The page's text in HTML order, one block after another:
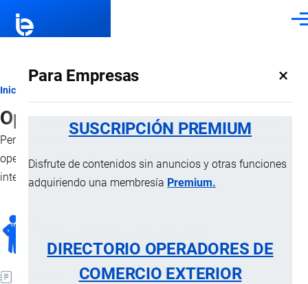
Para Empresas ×
SUSCRIPCIÓN PREMIUM
Disfrute de contenidos sin anuncios y otras funciones
adquiriendo una membresía Premium.
DIRECTORIO OPERADORES DE
COMERCIO EXTERIOR
Ruta
de
navegación
Inicio
Operadores de Comercio Exterior
Personas naturales o jurídicas que interactúan informática y
operativamente con laAdministración Aduaneraen el tráfico
internacional de mercancías.